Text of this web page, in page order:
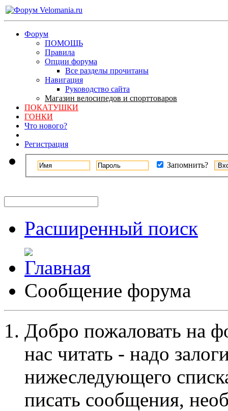
Форум
ПОМОЩЬ
Правила
Опции форума
Все разделы прочитаны
Навигация
Руководство сайта
Магазин велосипедов и спорттоваров
ПОКАТУШКИ
ГОНКИ
Что нового?
Регистрация
Запомнить?
Расширенный поиск
Сообщение форума
Добро пожаловать на
нас читать - надо
нижеследующего
писать сообщения,